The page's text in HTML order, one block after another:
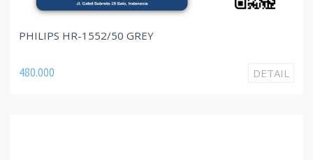
PHILIPS HR-1552/50 GREY
480.000 DETAIL